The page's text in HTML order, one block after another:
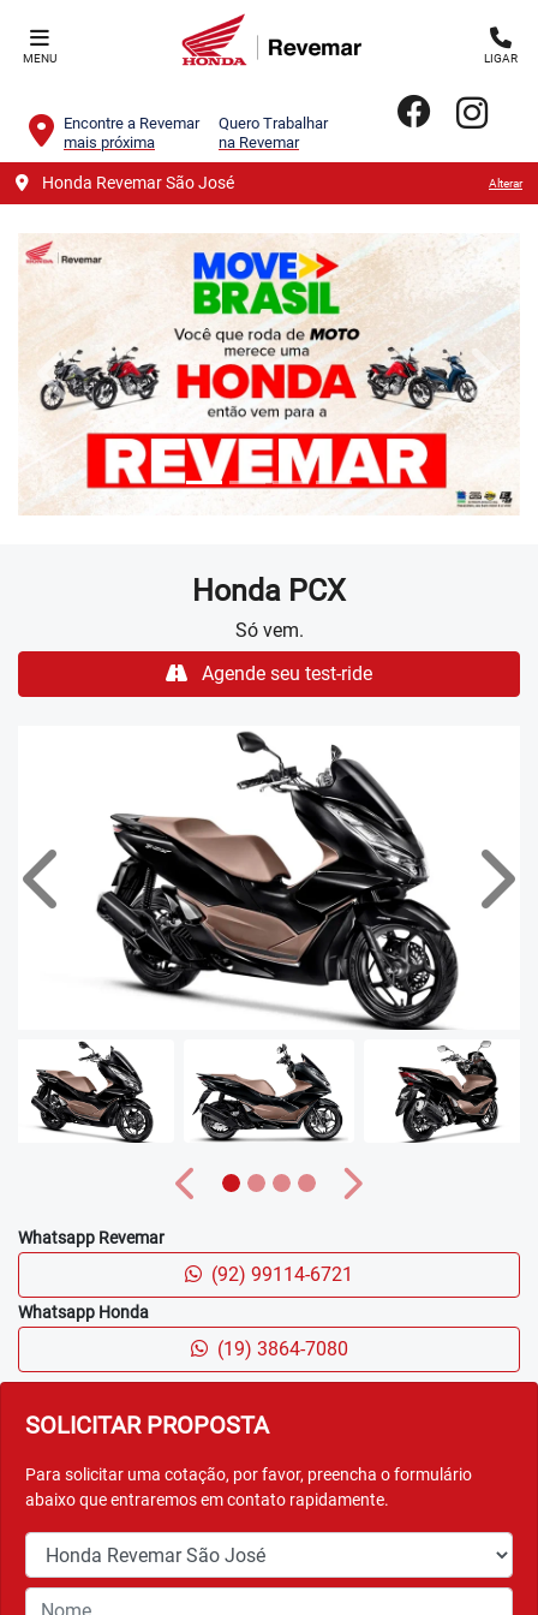
MENU LIGAR
Encontre a Revemar
mais próxima
Quero Trabalhar
na Revemar
Honda Revemar São José Alterar